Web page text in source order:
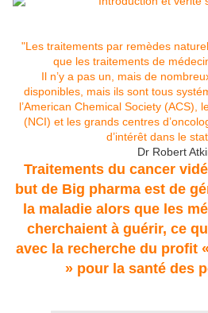
"Les traitements par remèdes
que les traitements de
Il n’y a pas un, mais de
disponibles, mais ils sont tous
l’American Chemical Society (ACS),
(NCI) et les grands centres
d’intérêt dans le
Dr Robert
Traitements du cancer
but de Big pharma est de
la maladie alors que les
cherchaient à guérir, ce
avec la recherche du profit
» pour la santé des